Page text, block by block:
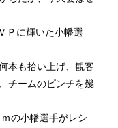
Ｐに輝いた小幡選
本も拾い上げ、観客
チームのピンチを幾
の小幡選手がレシ